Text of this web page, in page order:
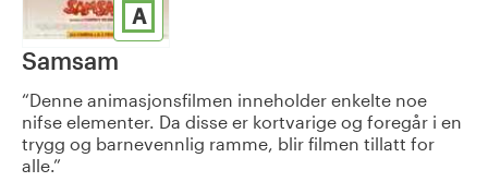
A
Samsam
Denne animasjonsfilmen inneholder enkelte noe
nifse elementer. Da disse er kortvarige og foregår i en
trygg og barnevennlig ramme, blir filmen tillatt for
alle.